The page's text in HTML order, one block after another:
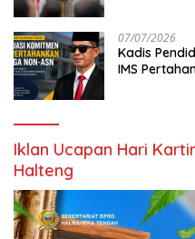
07/07/2026
Kadis
IMS
Iklan Ucapan Hari
Halteng